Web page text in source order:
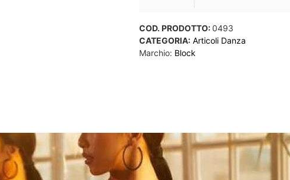
COD. PRODOTTO:0493
CATEGORIA: Articoli Danza
Marchio: Block